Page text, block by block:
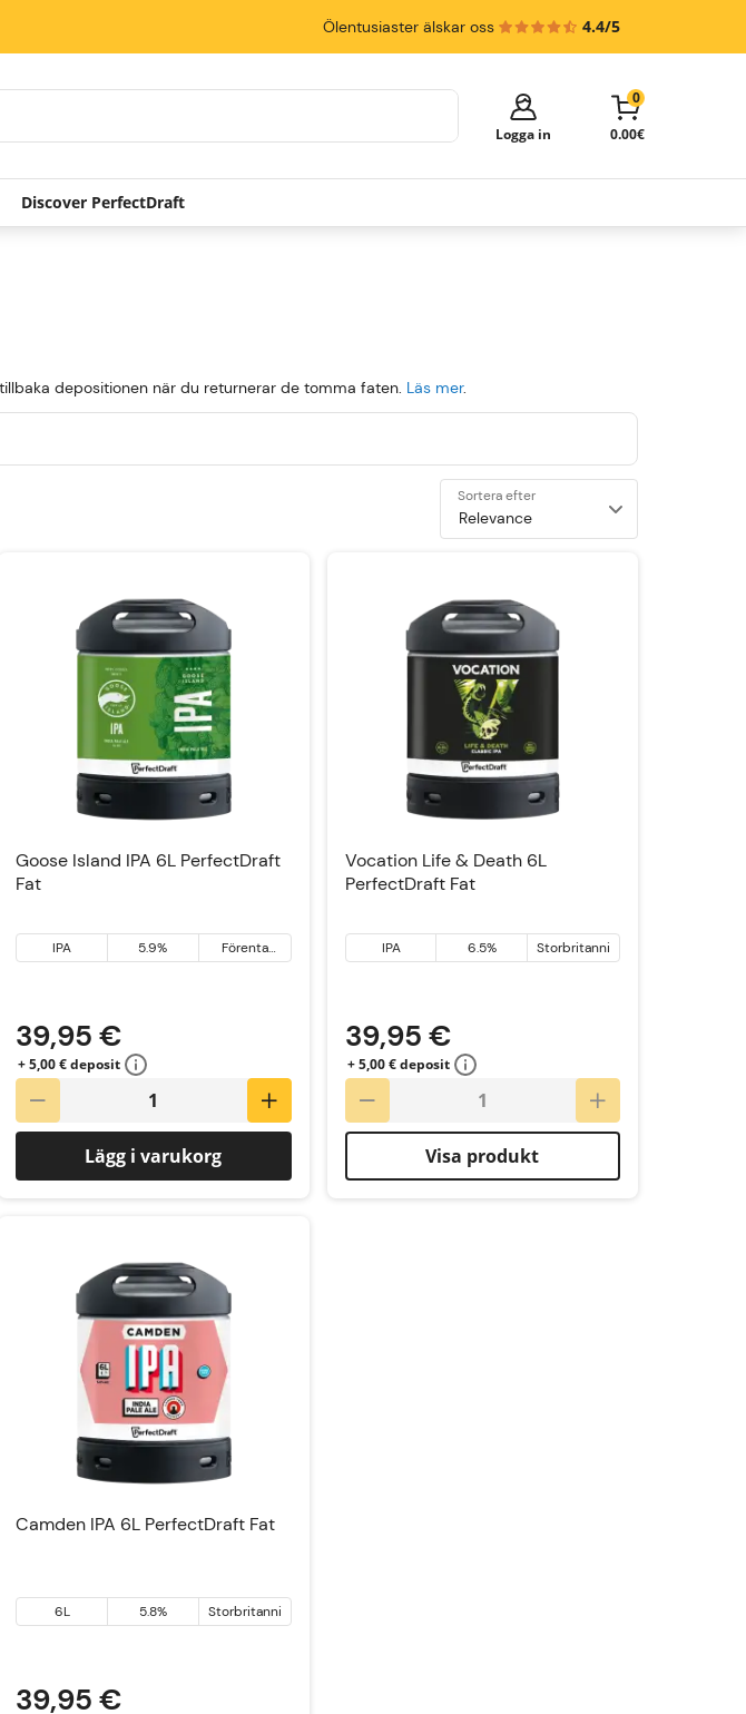
Ölentusiaster älskar oss 4.4/5
Logga in
0
0.00€
Your cart is empty!
Discover PerfectDraft
depositionen när du returnerar de tomma faten. Läs mer.
Sortera efter
Goose Island IPA 6L PerfectDraft
Fat
39,95 €
+ 5,00 € deposit
Lägg i varukorg
IPA 5.9% Förenta
Staterna
Vocation Life & Death 6L
PerfectDraft Fat
39,95 €
+ 5,00 € deposit
Visa produkt
IPA 6.5% Storbritannien
Camden IPA 6L PerfectDraft Fat
39,95 €
6L 5.8% Storbritannien